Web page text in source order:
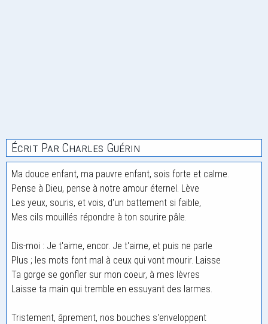
Écrit Par Charles Guérin
Ma douce enfant, ma pauvre enfant, sois forte et calme.
Pense à Dieu, pense à notre amour éternel. Lève
Les yeux, souris, et vois, d'un battement si faible,
Mes cils mouillés répondre à ton sourire pâle.
Dis-moi : Je t'aime, encor. Je t'aime, et puis ne parle
Plus ; les mots font mal à ceux qui vont mourir. Laisse
Ta gorge se gonfler sur mon coeur, à mes lèvres
Laisse ta main qui tremble en essuyant des larmes.
Tristement, âprement, nos bouches s'enveloppent